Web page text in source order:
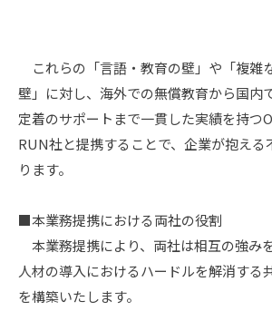
これらの「言語・教育の壁」や「複雑
壁」に対し、海外での無償教育から国内
定着のサポートまで一貫した実績を持つ
RUN社と提携することで、企業が抱える
ります。
■本業務提携における両社の役割
本業務提携により、両社は相互の強み
人材の導入におけるハードルを解消する
を構築いたします。